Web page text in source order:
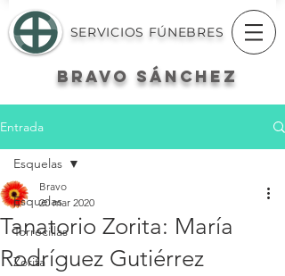
SERVICIOS FÚNEBRES
BRAVO SÁNCHEZ
Entrada
Esquelas
Torrecillas
Zorita
Esquelas
Tanatorio Zorita: María
Rodríguez Gutiérrez
Bravo
20 mar 2020